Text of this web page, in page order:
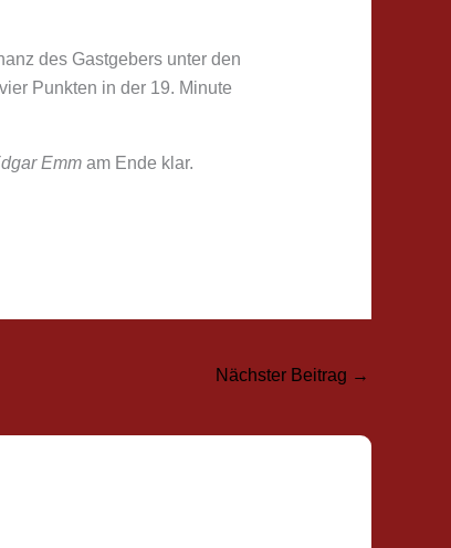
des Gastgebers unter den
Punkten in der 19. Minute
Emmam Ende klar.
Nächster Beitrag →